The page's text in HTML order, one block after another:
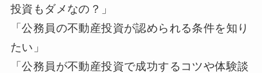
投資もダメなの？」
「公務員の不動産投資が認められる条件を知り
たい」
「公務員が不動産投資で成功するコツや体験談